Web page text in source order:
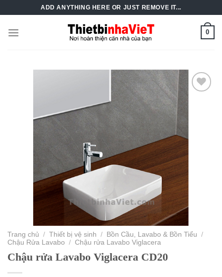
content
ADD ANYTHING HERE OR JUST REMOVE IT...
0
Trang chủ / Thiết bị vệ sinh / Bồn Cầu, Lavabo & Bồn Tiểu
/
Chậu Rửa Lavabo
/ Chậu rửa Lavabo Viglacera
Chậu rửa Lavabo Viglacera CD20